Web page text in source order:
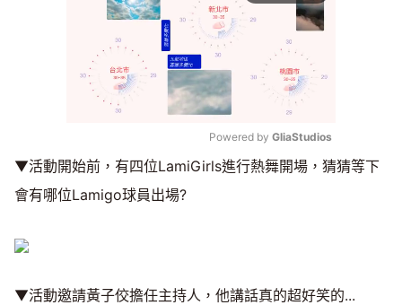
Mute
Powered by GliaStudios
▼活動開始前，有四位LamiGirls進行熱舞開場，猜猜等下
會有哪位Lamigo球員出場?
▼活動邀請黃子佼擔任主持人，他講話真的超好笑的...